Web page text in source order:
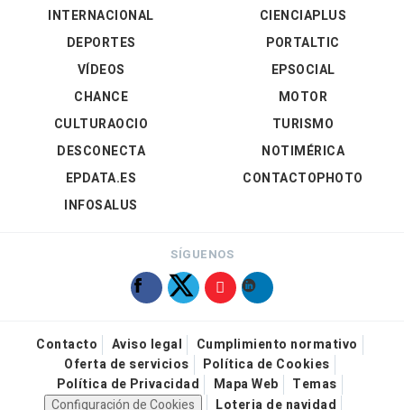
INTERNACIONAL
DEPORTES
VÍDEOS
CIENCIAPLUS
PORTALTIC
EPSOCIAL
CHANCE
CULTURAOCIO
DESCONECTA
EPDATA.ES
INFOSALUS
MOTOR
TURISMO
NOTIMÉRICA
CONTACTOPHOTO
SÍGUENOS
Contacto Aviso legal
Cumplimiento normativo
Oferta de servicios
Política de Cookies
Política de Privacidad
Mapa Web
Temas
Configuración de Cookies
Loteria de navidad